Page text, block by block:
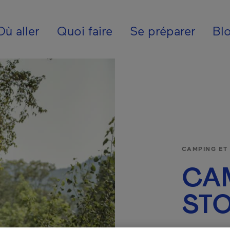
- Fr -
aller Quoi faire Se préparer
CAMPING ET